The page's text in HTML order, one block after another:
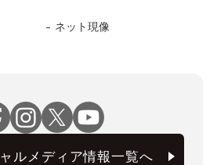
ネット現像
ルメディア情報一覧へ